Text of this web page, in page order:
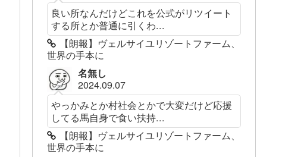
良い所なんだけどこれを公式がリツイート
する所とか普通に引くわ...
【朗報】ヴェルサイユリゾートファーム、
世界の手本に
名無し
2024.09.07
やっかみとか村社会とかで大変だけど応援
してる馬自身で食い扶持...
【朗報】ヴェルサイユリゾートファーム、
世界の手本に